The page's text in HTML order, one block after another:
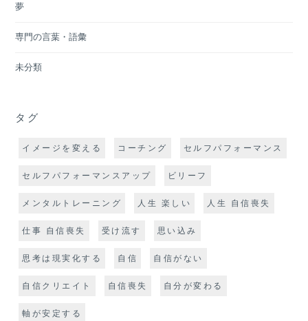
夢
専門の言葉・語彙
未分類
タグ
イメージを変える コーチング セルフパフォーマンス
セルフパフォーマンスアップ ビリーフ
メンタルトレーニング 人生 楽しい 人生 自信喪失
仕事 自信喪失 受け流す 思い込み
思考は現実化する 自信 自信がない
自信クリエイト 自信喪失 自分が変わる
軸が安定する